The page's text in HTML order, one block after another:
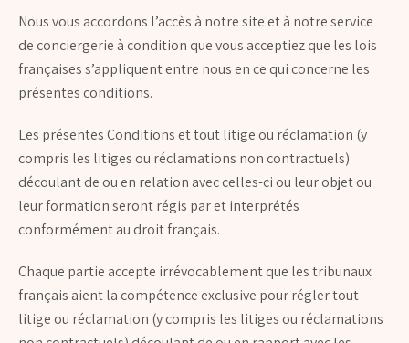
Nous vous accordons l’accès à notre site et à notre service
de conciergerie à condition que vous acceptiez que les lois
françaises s’appliquent entre nous en ce qui concerne les
présentes conditions.
Les présentes Conditions et tout litige ou réclamation (y
compris les litiges ou réclamations non contractuels)
découlant de ou en relation avec celles-ci ou leur objet ou
leur formation seront régis par et interprétés
conformément au droit français.
Chaque partie accepte irrévocablement que les tribunaux
français aient la compétence exclusive pour régler tout
litige ou réclamation (y compris les litiges ou réclamations